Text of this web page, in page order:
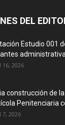
DEL
Estudio 001
16, 2026
construcción de
Penitenciaria
7, 2026